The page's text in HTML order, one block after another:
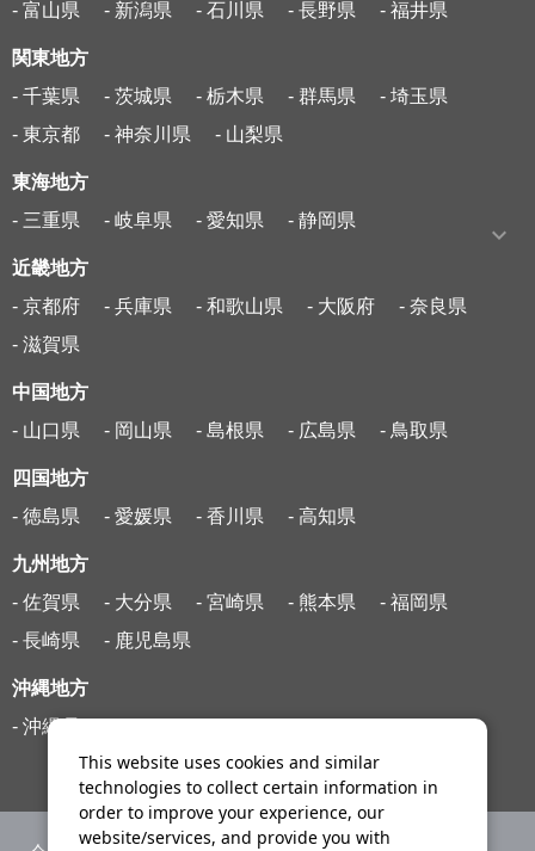
- 富山県
- 新潟県 - 石川県 - 長野県 - 福井県
関東地方
- 千葉県
- 茨城県 - 栃木県 - 群馬県
- 埼玉県
- 東京都
- 神奈川県 - 山梨県
東海地方
- 三重県
- 岐阜県 - 愛知県 - 静岡県
近畿地方
- 京都府
- 兵庫県 - 和歌山県 - 大阪府
- 奈良県
- 滋賀県
中国地方
- 山口県
- 岡山県 - 島根県 - 広島県 - 鳥取県
四国地方
- 徳島県
- 愛媛県 - 香川県 - 高知県
九州地方
- 佐賀県
- 大分県 - 宮崎県 - 熊本県
- 福岡県
- 長崎県
- 鹿児島県
沖縄地方
- 沖縄県
This website uses cookies and similar
technologies to collect certain information in
order to improve your experience, our
website/services, and provide you with